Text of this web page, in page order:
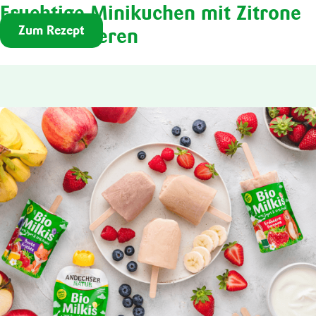
Fruchtige Minikuchen mit Zitrone
und Himbeeren
Zum Rezept